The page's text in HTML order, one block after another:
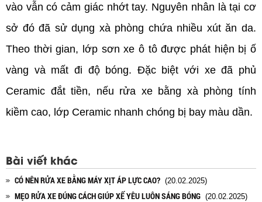
vào vẫn có cảm giác nhớt tay. Nguyên nhân là tại cơ
sở đó đã sử dụng xà phòng chứa nhiều xút ăn da.
Theo thời gian, lớp sơn xe ô tô được phát hiện bị ố
vàng và mất đi độ bóng. Đặc biệt với xe đã phủ
Ceramic đắt tiền, nếu rửa xe bằng xà phòng tính
kiềm cao, lớp Ceramic nhanh chóng bị bay màu dần.
Bài viết khác
CÓ NÊN RỬA XE BẰNG MÁY XỊT ÁP LỰC CAO? (20.02.2025)
MẸO RỬA XE ĐÚNG CÁCH GIÚP XẾ YÊU LUÔN SÁNG BÓNG (20.02.2025)